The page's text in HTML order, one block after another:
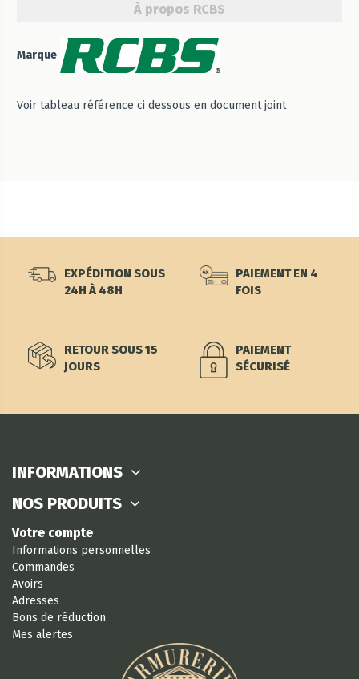
À propos RCBS
Marque
Voir tableau référence ci dessous en document joint
EXPÉDITION SOUS
24H À 48H
PAIEMENT EN 4
FOIS
RETOUR SOUS 15
JOURS
PAIEMENT
SÉCURISÉ
INFORMATIONS
NOS PRODUITS
Votre compte
Informations personnelles
Commandes
Avoirs
Adresses
Bons de réduction
Mes alertes